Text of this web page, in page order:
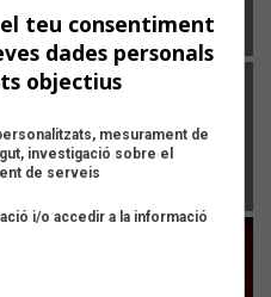
teu consentiment
dades personals
objectius
mesurament de
investigació sobre el
de serveis
i/o accedir a la informació